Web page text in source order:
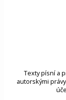
Texty písní a
autorskými